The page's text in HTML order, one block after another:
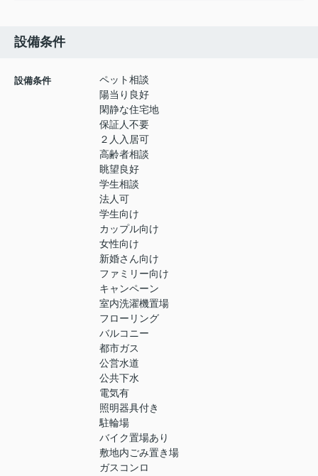
設備条件
設備条件
ペット相談
陽当り良好
閑静な住宅地
保証人不要
２人入居可
高齢者相談
眺望良好
学生相談
法人可
学生向け
カップル向け
女性向け
新婚さん向け
ファミリー向け
キャンペーン
室内洗濯機置場
フローリング
バルコニー
都市ガス
公営水道
公共下水
電気有
照明器具付き
駐輪場
バイク置場あり
敷地内ごみ置き場
ガスコンロ